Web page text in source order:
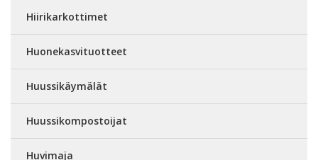
Hiirikarkottimet
Huonekasvituotteet
Huussikäymälät
Huussikompostoijat
Huvimaja